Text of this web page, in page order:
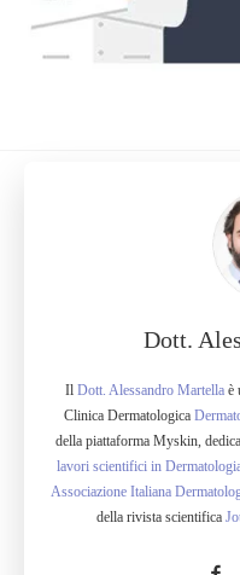
Dott.
Il Dott. Alessandro Martella è
Clinica Dermatologica
della piattaforma Myskin,
lavori scientifici in
Associazione Italiana
della rivista scientifica